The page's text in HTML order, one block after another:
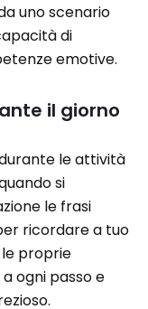
uno scenario
di
emotive.
il giorno
le attività
si
le frasi
ricordare a tuo
proprie
ogni passo e